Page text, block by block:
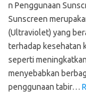
n Penggunaan
Sunscreen
(Ultraviolet) yang
terhadap kesehatan
seperti
menyebabkan
penggunaan tabir…